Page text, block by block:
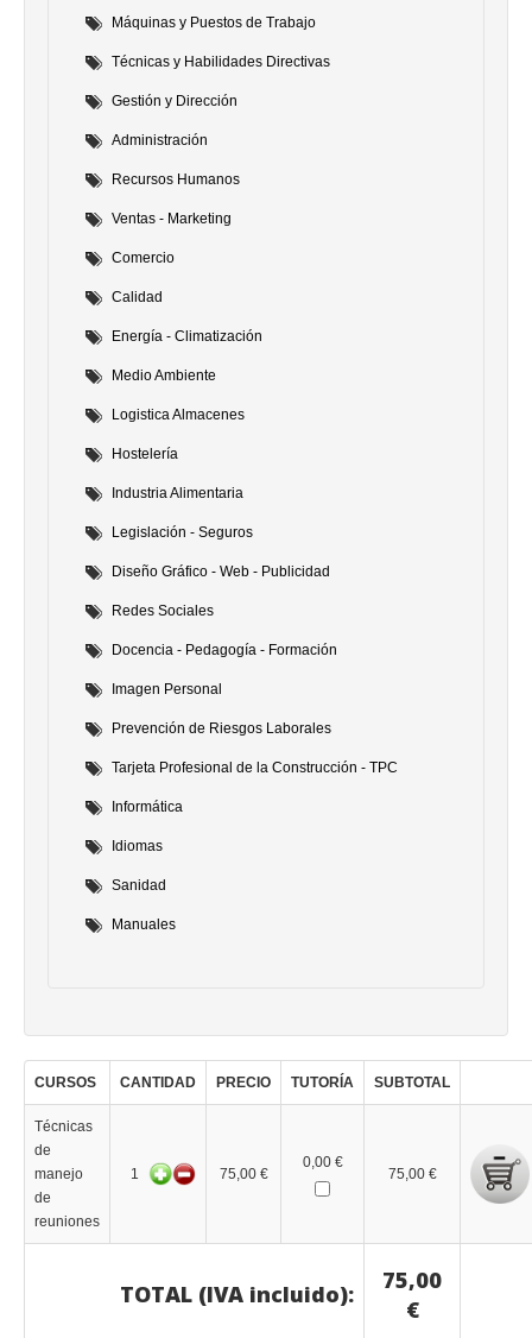
Máquinas y Puestos de Trabajo
Técnicas y Habilidades Directivas
Gestión y Dirección
Administración
Recursos Humanos
Ventas - Marketing
Comercio
Calidad
Energía - Climatización
Medio Ambiente
Logistica Almacenes
Hostelería
Industria Alimentaria
Legislación - Seguros
Diseño Gráfico - Web - Publicidad
Redes Sociales
Docencia - Pedagogía - Formación
Imagen Personal
Prevención de Riesgos Laborales
Tarjeta Profesional de la Construcción - TPC
Informática
Idiomas
Sanidad
Manuales
CURSOS CANTIDAD PRECIO TUTORÍA SUBTOTAL
Técnicas
de
manejo
de
reuniones
1 75,00 €
0,00 €
75,00 €
TOTAL (IVA incluido):
75,00
€